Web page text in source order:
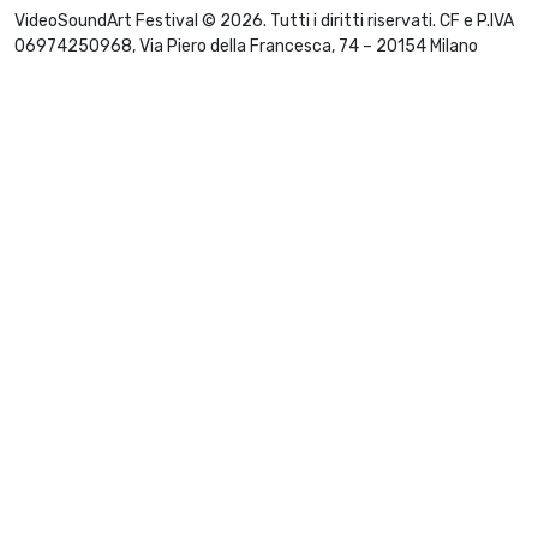
VideoSoundArt Festival © 2026. Tutti i diritti riservati. CF e P.IVA
06974250968, Via Piero della Francesca, 74 – 20154 Milano